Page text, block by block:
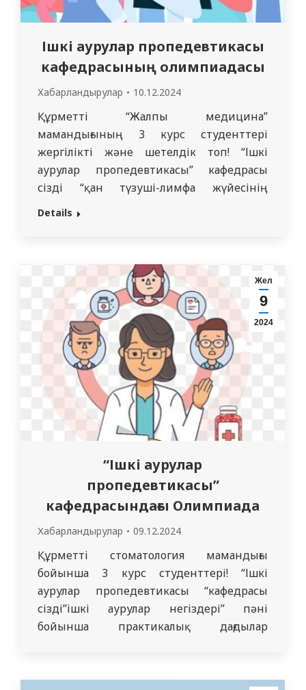
Ішкі аурулар пропедевтикасы
кафедрасының олимпиадасы
Хабарландырулар 10.12.2024
Құрметті “Жалпы медицина”
мамандығының 3 курс студенттері
жергілікті және шетелдік топ! “Ішкі
аурулар пропедевтикасы” кафедрасы
сізді “қан түзуші-лимфа жүйесінің
патологиясы”практикалық дағдылар
59. Байланыс телефоны: 8 705 145 87 93
(WhatsApp) Аманғалиев Гүлдана
Манатбекқызы Қатысуға өтінімдер
10.12.2024 ж. дейін қабылданады. Барлық
тілек білдірушілерді…
Details
Жел
9
2024
“Ішкі аурулар
пропедевтикасы”
кафедрасындағы Олимпиада
Хабарландырулар 09.12.2024
Құрметті стоматология мамандығы
бойынша 3 курс студенттері! “Ішкі
аурулар пропедевтикасы “кафедрасы
сізді”ішкі аурулар негіздері” пәні
бойынша практикалық дағдылар